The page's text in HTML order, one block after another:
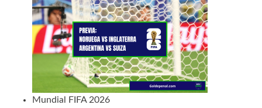
Mundial FIFA 2026